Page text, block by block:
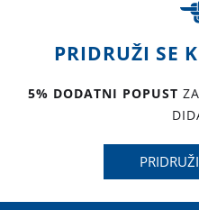
PRIDRUŽI SE
5% DODATNI POPUST